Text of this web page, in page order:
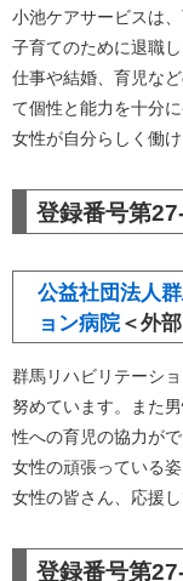
小池ケアサービスは
子育てのために退職
仕事や結婚、育児な
て個性と能力を十分
女性が自分らしく働
登録番号第
公益社団法人
ョン病院＜外
群馬リハビリテーシ
努めています。また
性への育児の協力が
女性の頑張っている
女性の皆さん、応援
登録番号第